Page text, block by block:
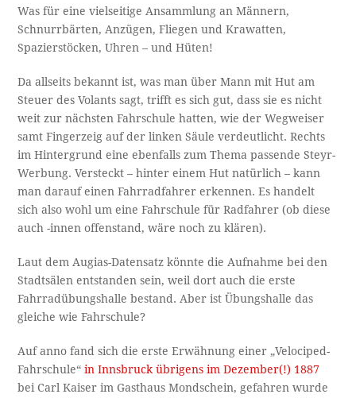
Was für eine vielseitige Ansammlung an Männern,
Schnurrbärten, Anzügen, Fliegen und Krawatten,
Spazierstöcken, Uhren – und Hüten!
Da allseits bekannt ist, was man über Mann mit Hut am
Steuer des Volants sagt, trifft es sich gut, dass sie es nicht
weit zur nächsten Fahrschule hatten, wie der Wegweiser
samt Fingerzeig auf der linken Säule verdeutlicht. Rechts
im Hintergrund eine ebenfalls zum Thema passende Steyr-
Werbung. Versteckt – hinter einem Hut natürlich – kann
man darauf einen Fahrradfahrer erkennen. Es handelt
sich also wohl um eine Fahrschule für Radfahrer (ob diese
auch -innen offenstand, wäre noch zu klären).
Laut dem Augias-Datensatz könnte die Aufnahme bei den
Stadtsälen entstanden sein, weil dort auch die erste
Fahrradübungshalle bestand. Aber ist Übungshalle das
gleiche wie Fahrschule?
Auf anno fand sich die erste Erwähnung einer „Velociped-
Fahrschule“in Innsbruck übrigens im Dezember(!) 1887
bei Carl Kaiser im Gasthaus Mondschein, gefahren wurde